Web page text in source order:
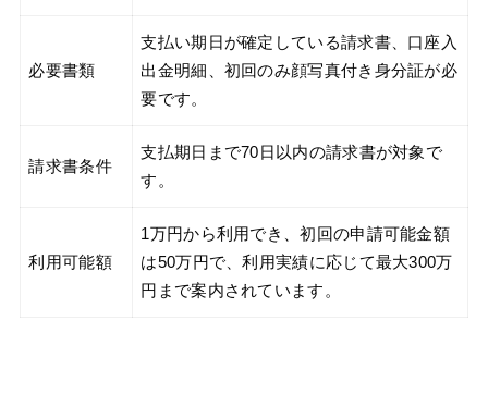
必要書類
支払い期日が確定している請求書、口座入
出金明細、初回のみ顔写真付き身分証が必
要です。
請求書条件
支払期日まで70日以内の請求書が対象で
す。
利用可能額
1万円から利用でき、初回の申請可能金額
は50万円で、利用実績に応じて最大300万
円まで案内されています。